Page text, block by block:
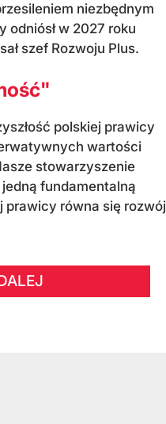
niezbędnym
odniósł w 2027 roku
szef Rozwoju Plus.
polskiej prawicy
wartości
stowarzyszenie
jedną fundamentalną
prawicy równa się rozwój